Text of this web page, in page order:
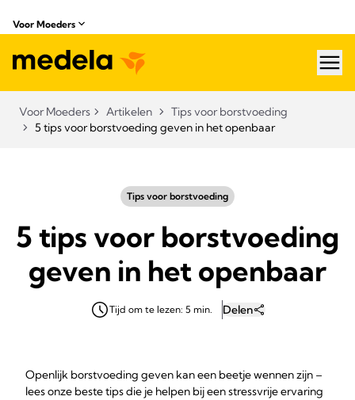
Voor Moeders
Voor Moeders Artikelen
Tips voor borstvoeding
5 tips voor borstvoeding geven in het openbaar
Tips voor borstvoeding
5 tips voor borstvoeding
geven in het openbaar
Tijd om te lezen: 5 min. Delen
Openlijk borstvoeding geven kan een beetje wennen zijn –
lees onze beste tips die je helpen bij een stressvrije ervaring